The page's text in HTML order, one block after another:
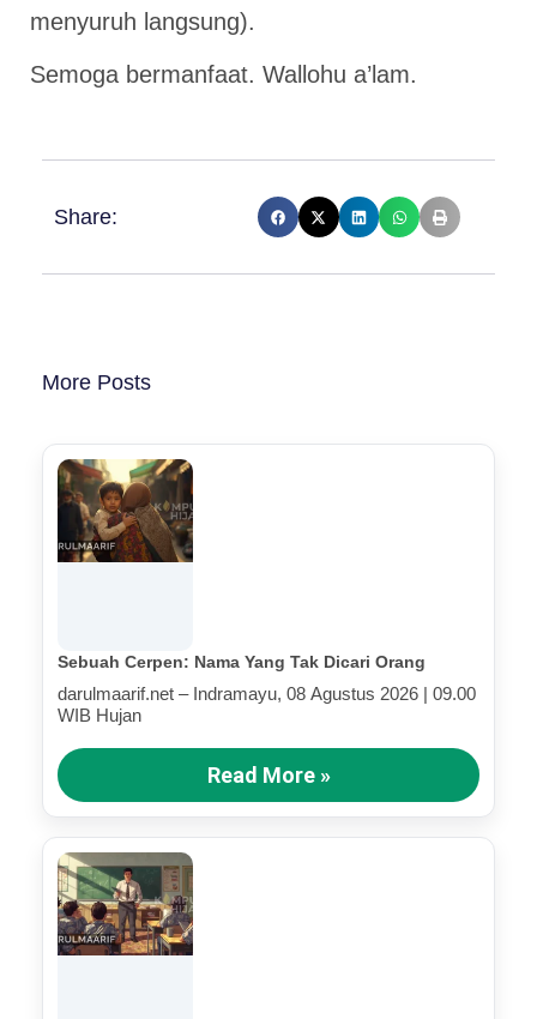
menyuruh langsung).
Semoga bermanfaat. Wallohu a’lam.
Share:
More Posts
Sebuah Cerpen: Nama Yang Tak Dicari Orang
darulmaarif.net – Indramayu, 08 Agustus 2026 | 09.00
WIB Hujan
Read More »